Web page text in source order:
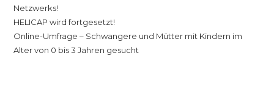
Netzwerks!
HELICAP wird fortgesetzt!
Online-Umfrage – Schwangere und Mütter mit Kindern im
Alter von 0 bis 3 Jahren gesucht